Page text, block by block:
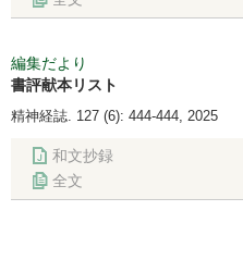
編集だより
書評献本リスト
精神経誌. 127 (6): 444-444, 2025
和文抄録
全文